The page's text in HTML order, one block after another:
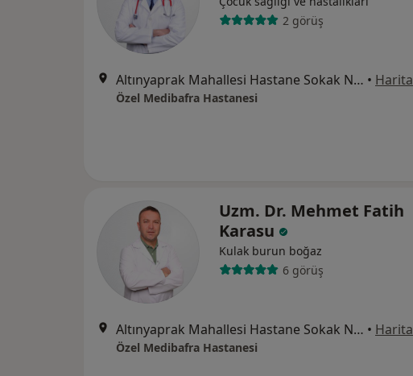
2 görüş
Altınyaprak Mahallesi Hastane Sokak No: 27, Bafra • Harita
Özel Medibafra Hastanesi
Uzm. Dr. Mehmet Fatih
Karasu
Kulak burun boğaz
6 görüş
Altınyaprak Mahallesi Hastane Sokak No: 27, Bafra • Harita
Özel Medibafra Hastanesi